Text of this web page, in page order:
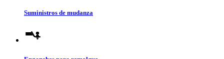
Suministros de mudanza